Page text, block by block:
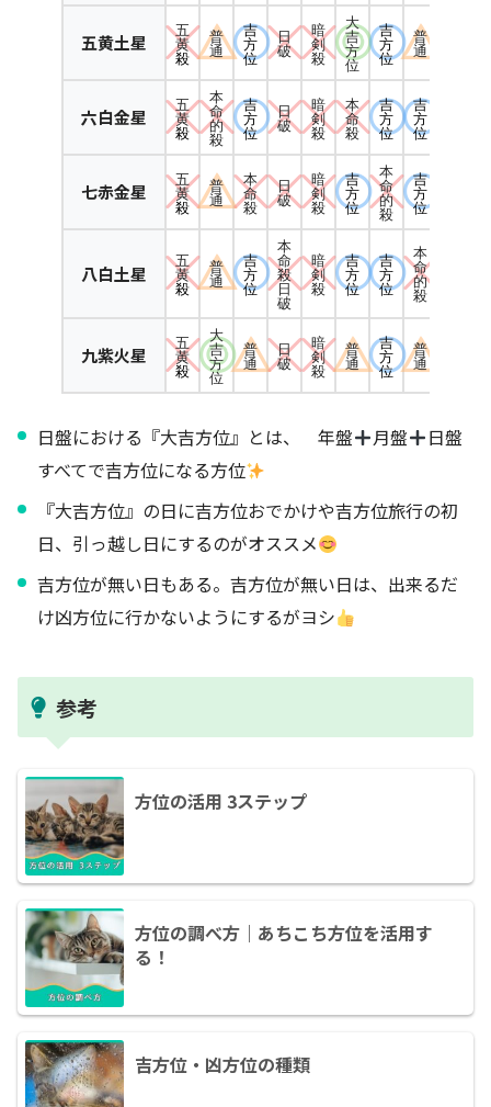
五黄土星
五
黄
殺
普
通
吉
方
位
日
破
暗
剣
殺
大
吉
方
位
吉
方
位
普
通
六白金星
五
黄
殺
本
命
的
殺
吉
方
位
日
破
暗
剣
殺
本
命
殺
吉
方
位
吉
方
位
七赤金星
五
黄
殺
普
通
本
命
殺
日
破
暗
剣
殺
吉
方
位
本
命
的
殺
吉
方
位
八白土星
五
黄
殺
普
通
吉
方
位
本
命
殺
日
破
暗
剣
殺
吉
方
位
吉
方
位
本
命
的
殺
九紫火星
五
黄
殺
大
吉
方
位
普
通
日
破
暗
剣
殺
普
通
吉
方
位
普
通
日盤における『大吉方位』とは、 年盤 月盤
日盤
すべてで吉方位になる方位
『大吉方位』の日に吉方位おでかけや吉方位旅行の初
日、引っ越し日にするのがオススメ
吉方位が無い日もある。吉方位が無い日は、出来るだ
け凶方位に行かないようにするがヨシ
参考
方位の活用 3ステップ
方位の調べ方｜あちこち方位を活用す
る！
吉方位・凶方位の種類